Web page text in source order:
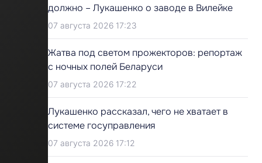
должно – Лукашенко о заводе в Вилейке
07 августа 2026 17:23
Жатва под светом прожекторов: репортаж
с ночных полей Беларуси
07 августа 2026 17:22
Лукашенко рассказал, чего не хватает в
системе госуправления
07 августа 2026 17:12